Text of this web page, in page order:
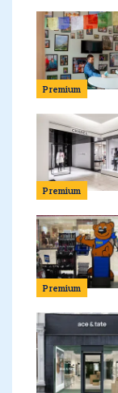
Premium
Premium
Premium